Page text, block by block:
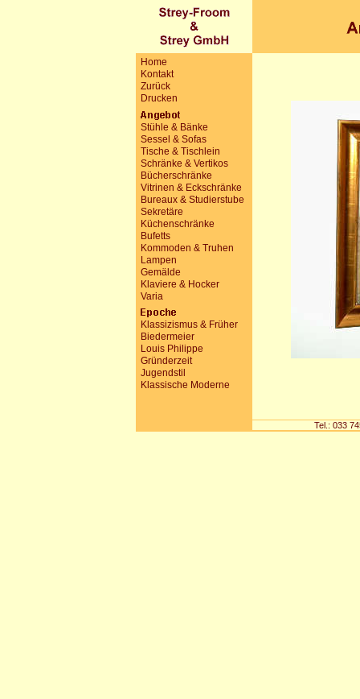
Home
Kontakt
Zurück
Drucken
Stühle & Bänke
Sessel & Sofas
Tische & Tischlein
Schränke & Vertikos
Bücherschränke
Vitrinen & Eckschränke
Bureaux & Studierstube
Sekretäre
Küchenschränke
Bufetts
Kommoden & Truhen
Lampen
Gemälde
Klaviere & Hocker
Varia
Klassizismus & Früher
Biedermeier
Louis Philippe
Gründerzeit
Jugendstil
Klassische Moderne
Tel.: 033